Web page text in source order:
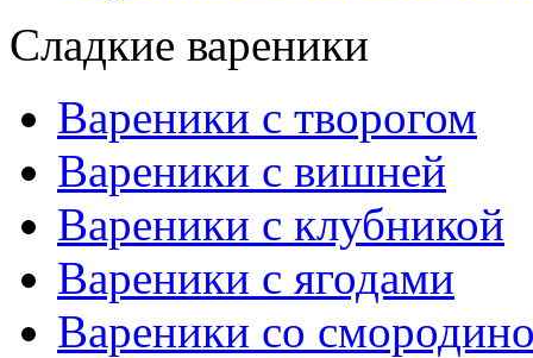
Сладкие вареники
Вареники с творогом
Вареники с вишней
Вареники с клубникой
Вареники с ягодами
Вареники со